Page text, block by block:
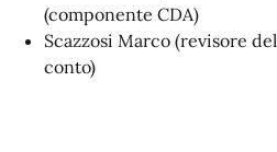
(componente CDA)
Scazzosi Marco (revisore del
conto)